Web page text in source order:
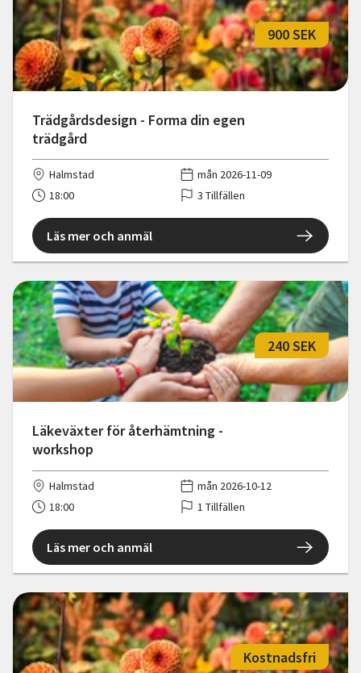
Trädgårdsdesign - Forma din egen
trädgård
900 SEK
Halmstad
mån 2026-11-09
18:00
3 Tillfällen
Läs mer och anmäl
Läkeväxter för återhämtning -
workshop
240 SEK
Halmstad
mån 2026-10-12
18:00
1 Tillfällen
Läs mer och anmäl
Kostnadsfri